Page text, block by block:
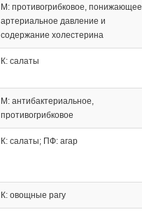
М: противогрибковое, понижающее
артериальное давление и
содержание холестерина
К: салаты
М: антибактериальное,
противогрибковое
К: салаты; ПФ: агар
К: овощные рагу